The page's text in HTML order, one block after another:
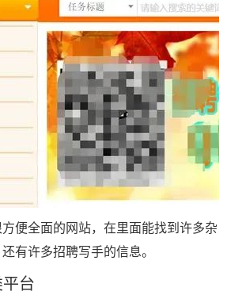
全面的网站，在里面能找到许多杂
有许多招聘写手的信息。
台